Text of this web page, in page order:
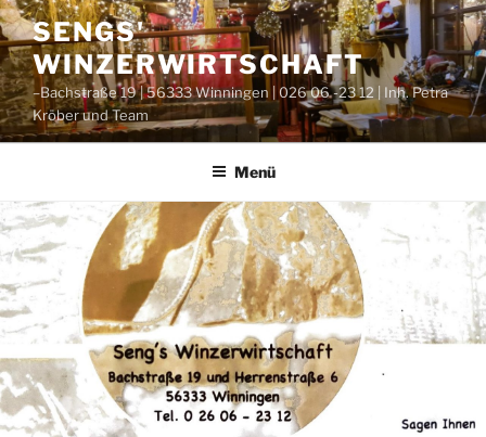
Zum
Inhalt
springen
SENGS'
WINZERWIRTSCHAFT
–Bachstraße 19 | 56333 Winningen | 026 06 -23 12 | Inh. Petra
Kröber und Team
Menü